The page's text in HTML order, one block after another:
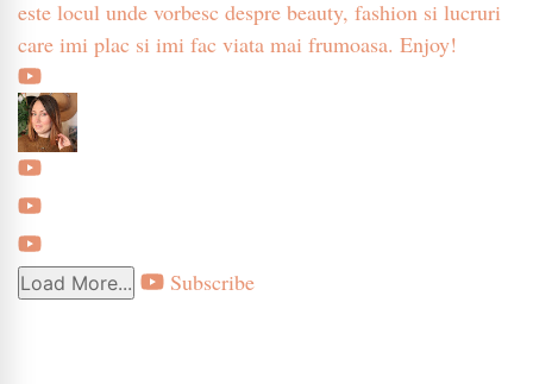
este locul unde vorbesc despre beauty, fashion si lucruri
care imi plac si imi fac viata mai frumoasa. Enjoy!
Load More... Subscribe